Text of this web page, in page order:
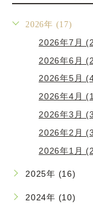
2026年 (17)
2026年7月
2026年6月
2026年5月
2026年4月
2026年3月
2026年2月
2026年1月
2025年 (16)
2024年 (10)